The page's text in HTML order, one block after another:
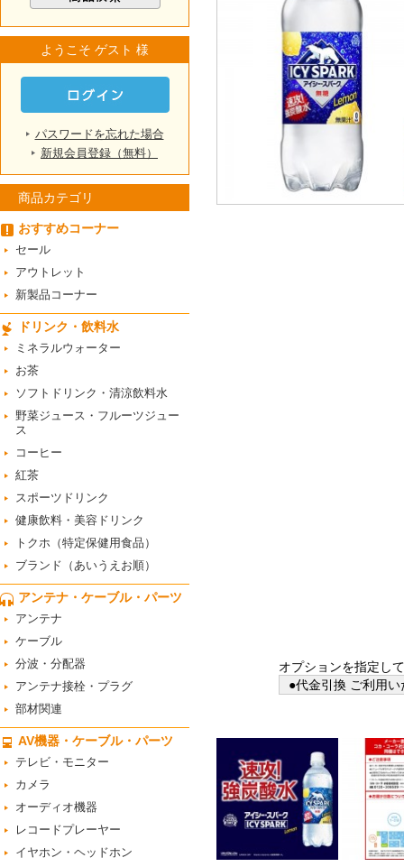
ようこそ ゲスト 様
パスワードを忘れた場合
新規会員登録（無料）
商品カテゴリ
おすすめコーナー
セール
アウトレット
新製品コーナー
ドリンク・飲料水
ミネラルウォーター
お茶
ソフトドリンク・清涼飲料水
野菜ジュース・フルーツジュー
ス
コーヒー
紅茶
スポーツドリンク
健康飲料・美容ドリンク
トクホ（特定保健用食品）
ブランド（あいうえお順）
アンテナ・ケーブル・パーツ
アンテナ
ケーブル
分波・分配器
アンテナ接栓・プラグ
部材関連
AV機器・ケーブル・パーツ
テレビ・モニター
カメラ
オーディオ機器
レコードプレーヤー
イヤホン・ヘッドホン
オプションを指定し
●代金引換 ご利用